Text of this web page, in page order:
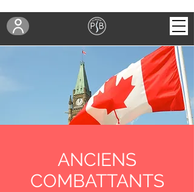
ANCIENS
COMBATTANTS